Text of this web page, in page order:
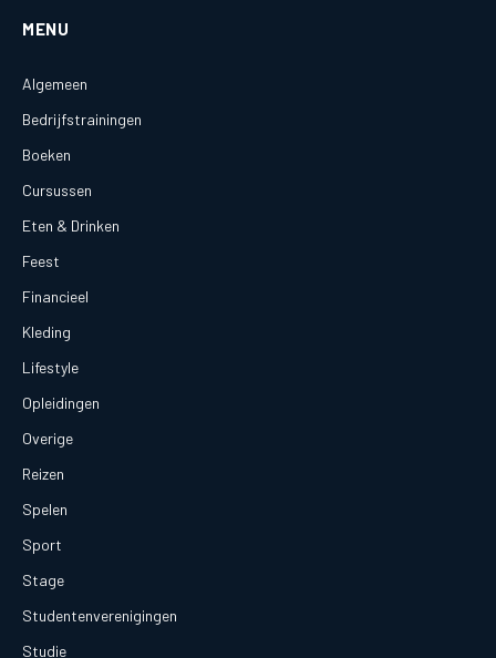
MENU
Algemeen
Bedrijfstrainingen
Boeken
Cursussen
Eten & Drinken
Feest
Financieel
Kleding
Lifestyle
Opleidingen
Overige
Reizen
Spelen
Sport
Stage
Studentenverenigingen
Studie